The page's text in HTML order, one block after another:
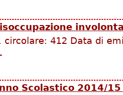
circolare:412 Data di
Scolastico 2014/